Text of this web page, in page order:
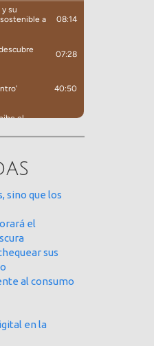
sino que los
el
sus
al consumo
en la